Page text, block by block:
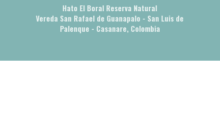
Hato El Boral Reserva Natural
Vereda San Rafael de Guanapalo - San Luis de
Palenque - Casanare, Colombia